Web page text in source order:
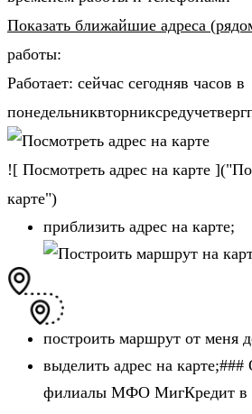
Показать ближайшие адреса
работы:
Работает: сейчас сегодняв часов в
![ Посмотреть адрес на карте
карте")
приблизить адрес на карте;
построить маршрут от меня
выделить адрес на карте;###
филиалы МФО МигКредит в